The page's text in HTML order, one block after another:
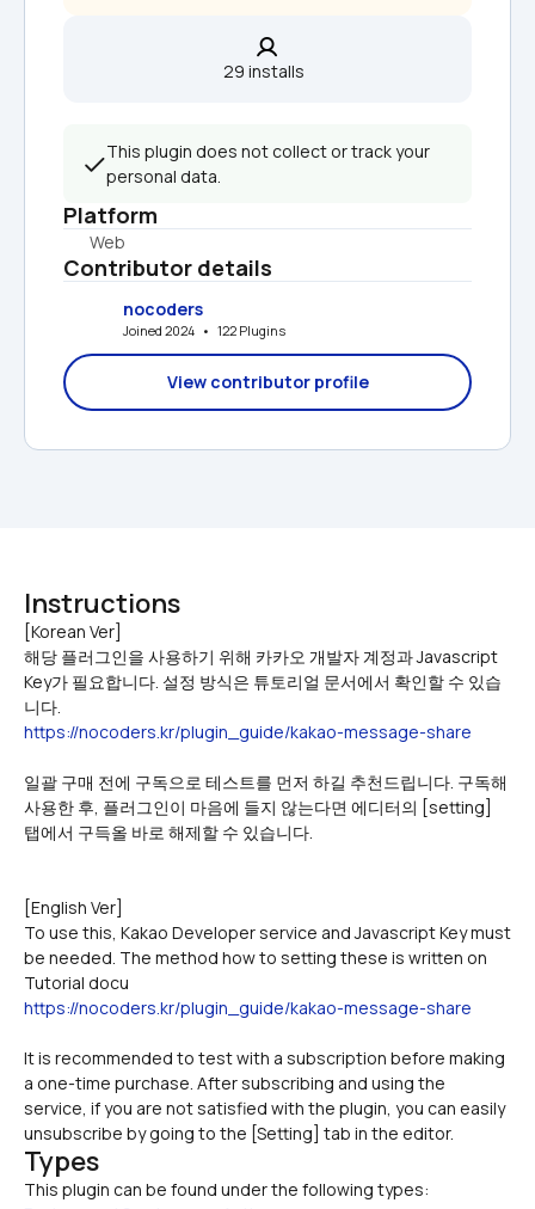
29 installs
This plugin does not collect or track your
personal data.
Platform
Web
Contributor details
nocoders
Joined 2024   •   122 Plugins
View contributor profile
Instructions
[Korean Ver]
해당 플러그인을 사용하기 위해 카카오 개발자 계정과 Javascript
Key가 필요합니다. 설정 방식은 튜토리얼 문서에서 확인할 수 있습
니다.
https://nocoders.kr/plugin_guide/kakao-message-share
일괄 구매 전에 구독으로 테스트를 먼저 하길 추천드립니다. 구독해
사용한 후, 플러그인이 마음에 들지 않는다면 에디터의 [setting]
탭에서 구득올 바로 해제할 수 있습니다.
[English Ver]
To use this, Kakao Developer service and Javascript Key must
be needed. The method how to setting these is written on
Tutorial docu
https://nocoders.kr/plugin_guide/kakao-message-share
It is recommended to test with a subscription before making
a one-time purchase. After subscribing and using the
service, if you are not satisfied with the plugin, you can easily
unsubscribe by going to the [Setting] tab in the editor.
Types
This plugin can be found under the following types: